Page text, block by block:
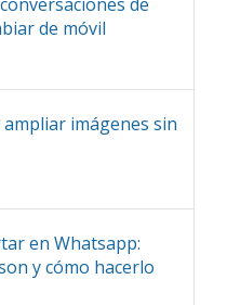
de móvil
imágenes sin
en Whatsapp:
y cómo hacerlo